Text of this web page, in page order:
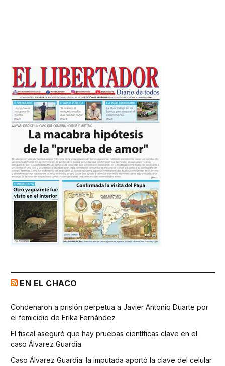
EN EL CHACO
Condenaron a prisión perpetua a Javier Antonio Duarte por
el femicidio de Erika Fernández
El fiscal aseguró que hay pruebas científicas clave en el
caso Álvarez Guardia
Caso Álvarez Guardia: la imputada aportó la clave del celular